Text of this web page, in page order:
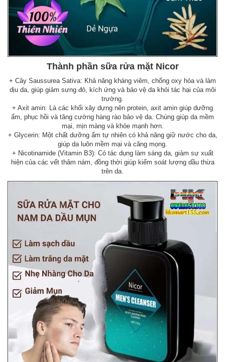
Thành phần sữa rửa mặt Nicor
+ Cây Saussurea Sativa: Khả năng kháng viêm, chống oxy hóa và làm
dịu da, giúp giảm sưng đỏ, kích ứng và bảo vệ da khỏi tác hại của môi
trường.
+ Axit amin: Là các khối xây dựng nên protein, axit amin giúp dưỡng
ẩm, phục hồi và tăng cường hàng rào bảo vệ da. Chúng giúp da mềm
mại, mịn màng và khỏe mạnh hơn.
+ Glycerin: Một chất dưỡng ẩm tự nhiên có khả năng giữ nước cho da,
giúp da luôn mềm mại và căng mọng.
+ Nicotinamide (Vitamin B3): Có tác dụng làm sáng da, giảm sự xuất
hiện của các vết thâm nám, đồng thời giúp kiểm soát lượng dầu thừa
trên da.